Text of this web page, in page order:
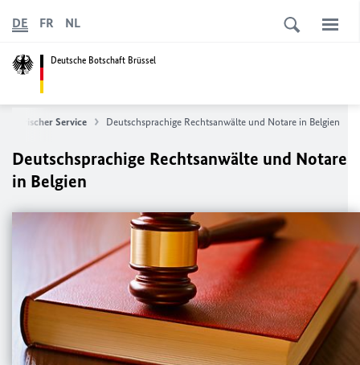
Deutsche Botschaft Brüssel
DE FR NL
Service Deutschsprachige Rechtsanwälte und Notare in Belgien
Deutschsprachige Rechtsanwälte und Notare
in Belgien